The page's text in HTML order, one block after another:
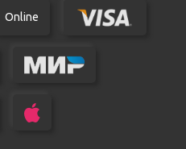
Online